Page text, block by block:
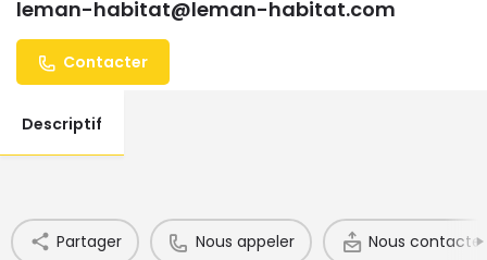
leman-habitat@leman-habitat.com
Contacter
Descriptif
Partager Nous appeler Nous